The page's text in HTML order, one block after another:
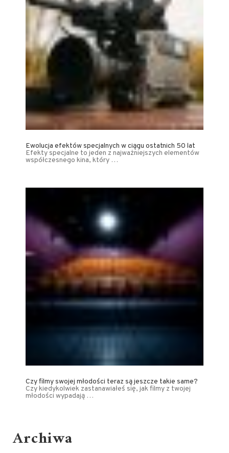
Ewolucja efektów specjalnych w ciągu ostatnich 50 lat
Efekty specjalne to jeden z najważniejszych elementów
współczesnego kina, który …
Czy filmy swojej młodości teraz są jeszcze takie same?
Czy kiedykolwiek zastanawiałeś się, jak filmy z twojej
młodości wypadają …
Archiwa